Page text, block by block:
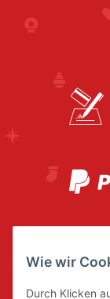
Wie wir
Durch Klicken